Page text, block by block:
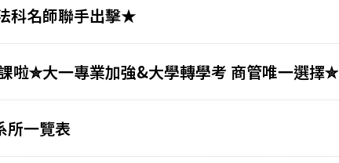
科名師聯手出擊★
啦✮大一專業加強&大學轉學考 商管唯一選擇✮
所一覽表